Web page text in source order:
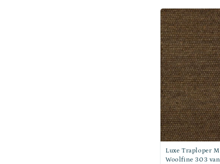
Luxe Traploper
Woolfine 303